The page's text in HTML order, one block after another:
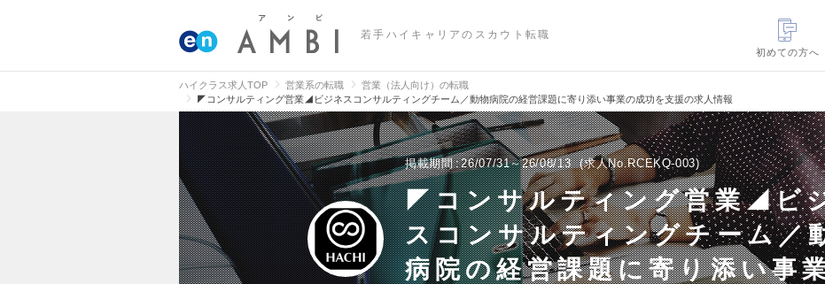
若手ハイキャリアのスカウト転職
初めての方へ
ハイクラス求人TOP 営業系の転職
営業（法人向け）の転職
◤コンサルティング営業◢ビジネスコンサルティングチーム／動物病院の経営課題に寄り添い事業の成功を支援の求人情報
掲載期間 26/07/31～26/08/13 求人No.RCEKQ-003
◤コンサルティング営業◢ビ
スコンサルティングチーム／
病院の経営課題に寄り添い事